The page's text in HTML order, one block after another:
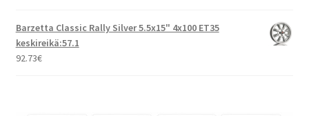
Barzetta Classic Rally Silver 5.5x15" 4x100 ET35
keskireikä:57.1
92.73€